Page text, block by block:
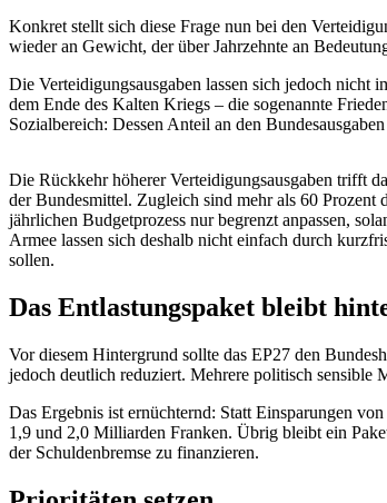
Konkret stellt sich diese Frage nun bei den
wieder an Gewicht, der über Jahrzehnte an
Die Verteidigungsausgaben lassen sich jedoch nicht
dem Ende des Kalten Kriegs – die sogenannte
Sozialbereich: Dessen Anteil an den
Die Rückkehr höherer Verteidigungsausgaben trifft
der Bundesmittel. Zugleich sind mehr als 60 Prozent
jährlichen Budgetprozess nur begrenzt anpassen,
Armee lassen sich deshalb nicht einfach durch
sollen.
Das Entlastungspaket bleibt
Vor diesem Hintergrund sollte das EP27 den
jedoch deutlich reduziert. Mehrere politisch sensible
Das Ergebnis ist ernüchternd: Statt Einsparungen
1,9 und 2,0 Milliarden Franken. Übrig bleibt ein
der Schuldenbremse zu finanzieren.